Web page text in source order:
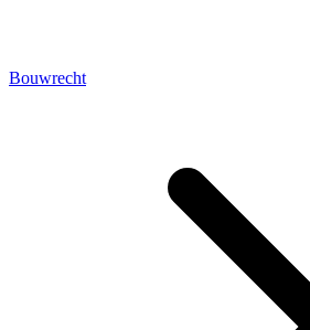
Bouwrecht